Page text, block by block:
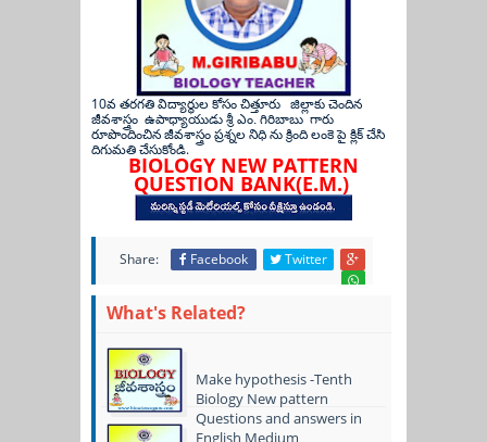
10వ తరగతి విద్యార్థుల కోసం చిత్తూరు జిల్లాకు చెందిన
జీవశాస్త్రం ఉపాధ్యాయుడు శ్రీ ఎం. గిరిబాబు గారు
రూపొందించిన జీవశాస్త్రం ప్రశ్నల నిధి ను క్రింది లంకె పై క్లిక్ చేసి
దిగుమతి చేసుకోండి.
BIOLOGY NEW PATTERN
QUESTION BANK(E.M.)
Share: Facebook Twitter
What's Related?
Make hypothesis -Tenth
Biology New pattern
Questions and answers in
English Medium